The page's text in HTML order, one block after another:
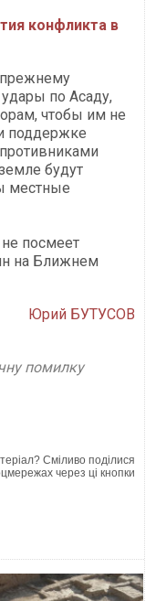
конфликта в
прежнему
по Асаду,
чтобы им не
поддержке
будут
местные
посмеет
на Ближнем
Юрий БУТУСОВ
помилку
Сміливо поділися
через ці кнопки